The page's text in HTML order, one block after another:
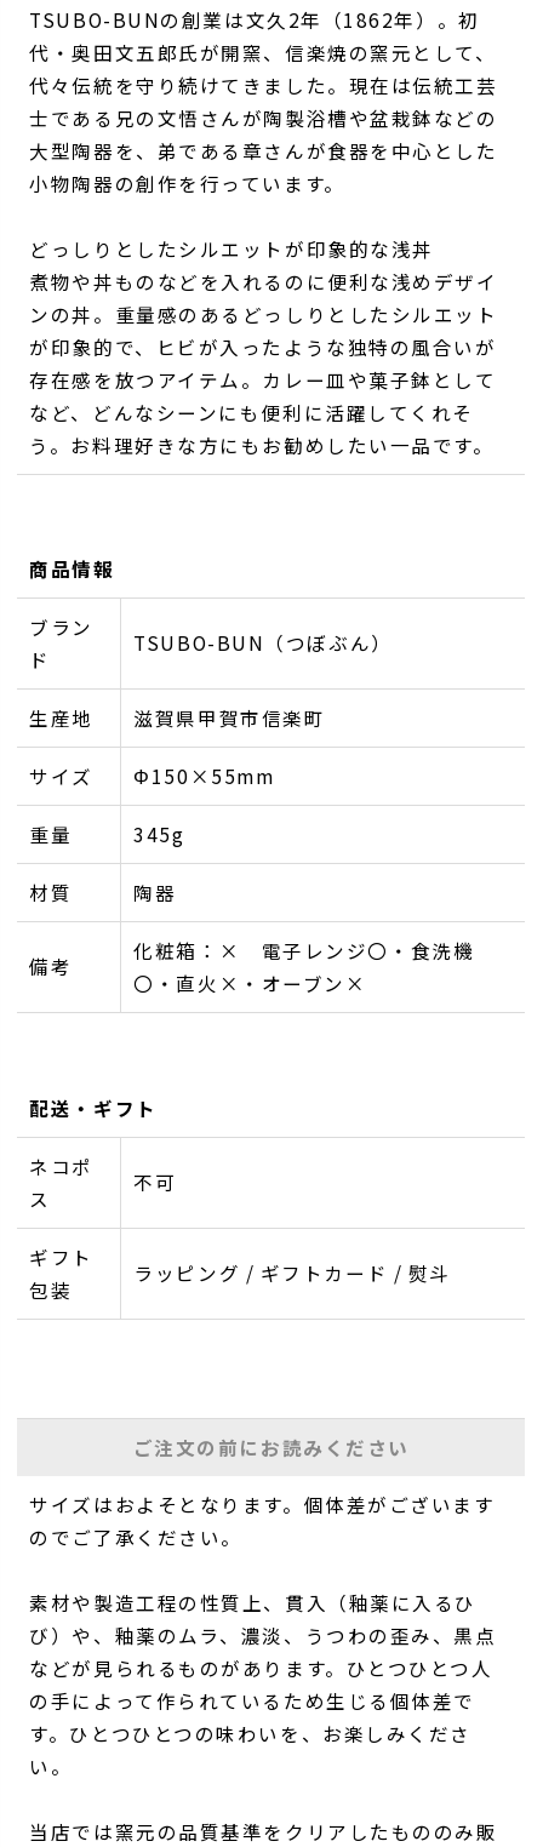
TSUBO-BUNの創業は文久2年（1862年）。初
代・奥田文五郎氏が開窯、信楽焼の窯元として、
代々伝統を守り続けてきました。現在は伝統工芸
士である兄の文悟さんが陶製浴槽や盆栽鉢などの
大型陶器を、弟である章さんが食器を中心とした
小物陶器の創作を行っています。
どっしりとしたシルエットが印象的な浅丼
煮物や丼ものなどを入れるのに便利な浅めデザイ
ンの丼。重量感のあるどっしりとしたシルエット
が印象的で、ヒビが入ったような独特の風合いが
存在感を放つアイテム。カレー皿や菓子鉢として
など、どんなシーンにも便利に活躍してくれそ
う。お料理好きな方にもお勧めしたい一品です。
商品情報
ブラン
ド
TSUBO-BUN（つぼぶん）
生産地 滋賀県甲賀市信楽町
サイズ Φ150×55mm
重量 345g
材質 陶器
備考
化粧箱：× 電子レンジ〇・食洗機
〇・直火×・オーブン×
配送・ギフト
ネコポ
ス
不可
ギフト
包装
ラッピング / ギフトカード / 熨斗
ご注文の前にお読みください
サイズはおよそとなります。個体差がございます
のでご了承ください。
素材や製造工程の性質上、貫入（釉薬に入るひ
び）や、釉薬のムラ、濃淡、うつわの歪み、黒点
などが見られるものがあります。ひとつひとつ人
の手によって作られているため生じる個体差で
す。ひとつひとつの味わいを、お楽しみくださ
い。
当店では窯元の品質基準をクリアしたもののみ販